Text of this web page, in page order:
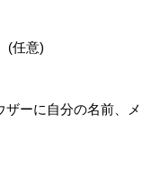
(任意)
ーに自分の名前、メ